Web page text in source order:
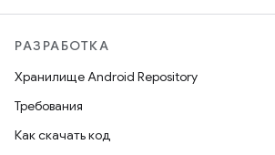
РАЗРАБОТКА
Хранилище Android Repository
Требования
Как скачать код